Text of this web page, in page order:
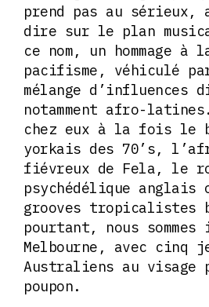
prend pas au sérieux,
dire sur le plan
ce nom, un hommage
pacifisme, véhiculé
mélange d’influences
notamment afro-
chez eux à la fois le
yorkais des 70’s,
fiévreux de Fela, le
psychédélique anglais
grooves tropicalistes
pourtant, nous
Melbourne, avec cinq
Australiens au visage
poupon.